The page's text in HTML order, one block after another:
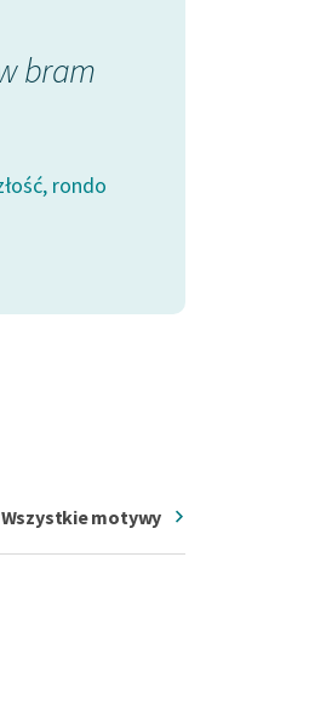
bram
rondo
Wszystkie motywy